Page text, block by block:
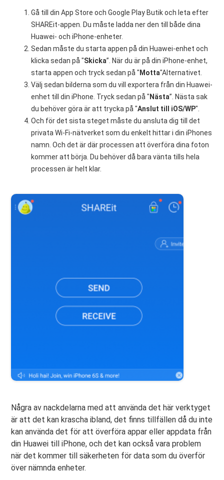
Gå till din App Store och Google Play Butik och leta efter
SHAREit-appen. Du måste ladda ner den till både dina
Huawei- och iPhone-enheter.
Sedan måste du starta appen på din Huawei-enhet och
klicka sedan på "Skicka”. När du är på din iPhone-enhet,
starta appen och tryck sedan på " Motta"Alternativet.
Välj sedan bilderna som du vill exportera från din Huawei-
enhet till din iPhone. Tryck sedan på " Nästa”. Nästa sak
du behöver göra är att trycka på "Anslut till iOS/WP".
Och för det sista steget måste du ansluta dig till det
privata Wi-Fi-nätverket som du enkelt hittar i din iPhones
namn. Och det är där processen att överföra dina foton
kommer att börja. Du behöver då bara vänta tills hela
processen är helt klar.
Några av nackdelarna med att använda det här verktyget
är att det kan krascha ibland, det finns tillfällen då du inte
kan använda det för att överföra appar eller appdata från
din Huawei till iPhone, och det kan också vara problem
när det kommer till säkerheten för data som du överför
över nämnda enheter.